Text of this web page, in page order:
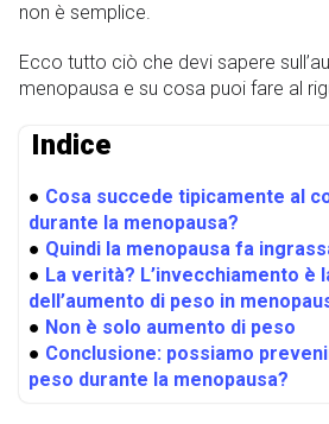
non è semplice.
Ecco tutto ciò che devi sapere
menopausa e su cosa puoi fare al
Indice
● Cosa succede tipicamente al
durante la menopausa?
● Quindi la menopausa fa
● La verità? L’invecchiamento è
dell’aumento di peso in
● Non è solo aumento di peso
● Conclusione: possiamo
peso durante la menopausa?